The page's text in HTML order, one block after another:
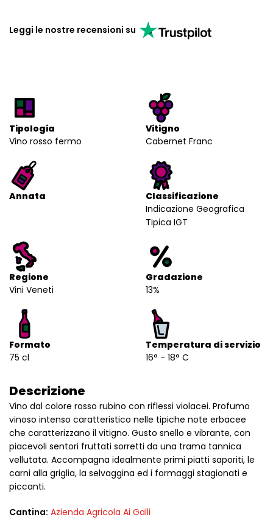
Leggi le nostre recensioni su
Tipologia
Vino rosso fermo
Vitigno
Cabernet Franc
Annata
Classificazione
Indicazione Geografica
Tipica IGT
Regione
Vini Veneti
Gradazione
13%
Formato
75 cl
Temperatura di servizio
16° - 18° C
Descrizione
Vino dal colore rosso rubino con riflessi violacei. Profumo
vinoso intenso caratteristico nelle tipiche note erbacee
che caratterizzano il vitigno. Gusto snello e vibrante, con
piacevoli sentori fruttati sorretti da una trama tannica
vellutata. Accompagna idealmente primi piatti saporiti, le
carni alla griglia, la selvaggina ed i formaggi stagionati e
piccanti.
Cantina: Azienda Agricola Ai Galli